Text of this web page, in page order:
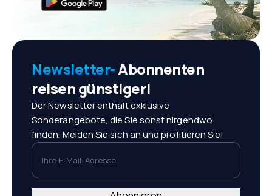
Newsletter-Abonnenten
reisen günstiger!
Der Newsletter enthält exklusive
Sonderangebote, die Sie sonst nirgendwo
finden. Melden Sie sich an und profitieren Sie!
Ihre E-Mail-Adresse